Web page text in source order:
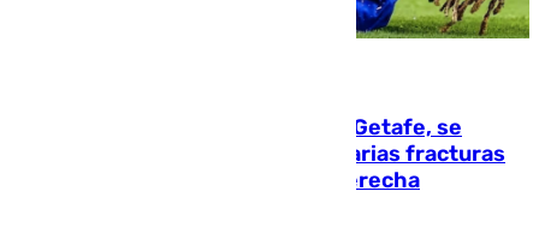
Christantus Uche, delantero del Getafe, se
perderá toda la temporada por varias fracturas
en los ligamentos de su rodilla derecha